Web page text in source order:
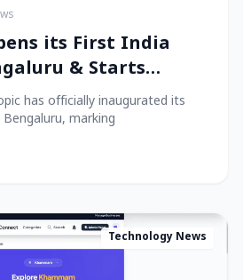
its First India
& Starts
has officially inaugurated its
marking
Technology News